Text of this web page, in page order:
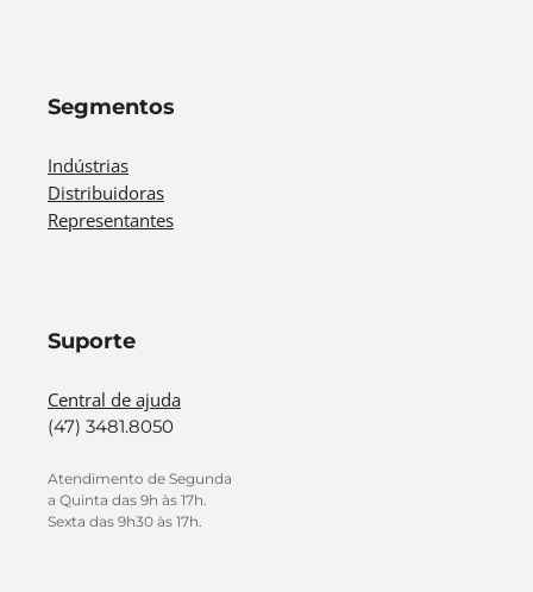
Segmentos
Indústrias
Distribuidoras
Representantes
Suporte
Central de ajuda
(47) 3481.8050
Atendimento de Segunda
a Quinta das 9h às 17h.
Sexta das 9h30 às 17h.